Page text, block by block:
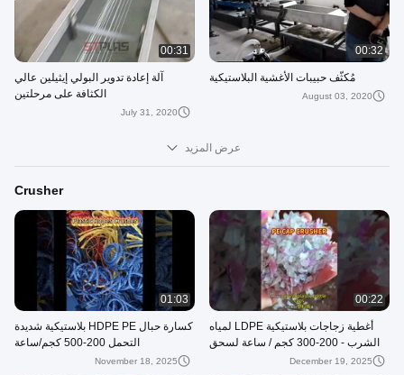
00:32
مُكثّف حبيبات الأغشية البلاستيكية
August 03, 2020
00:31
آلة إعادة تدوير البولي إيثيلين عالي
الكثافة على مرحلتين
July 31, 2020
عرض المزيد
Crusher
00:22
أغطية زجاجات بلاستيكية LDPE لمياه
الشرب - 200-300 كجم / ساعة لسحق
النفايات البلاستيكية على نطاق صغير
December 19, 2025
01:03
كسارة حبال HDPE PE بلاستيكية شديدة
التحمل 200-500 كجم/ساعة
November 18, 2025